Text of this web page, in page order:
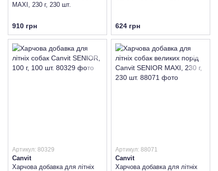
MAXI, 230 г, 230 шт.
910 грн 624 грн
Артикул: 80329
Canvit
Харчова добавка для літніх
Артикул: 88071
Canvit
Харчова добавка для літніх